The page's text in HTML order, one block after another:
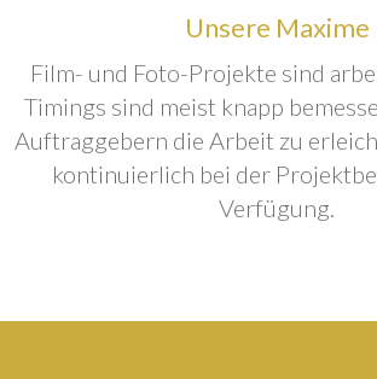
Unsere Maxime
Film- und Foto-Projekte sind
Timings sind meist knapp
Auftraggebern die Arbeit zu
kontinuierlich bei der
Verfügung.